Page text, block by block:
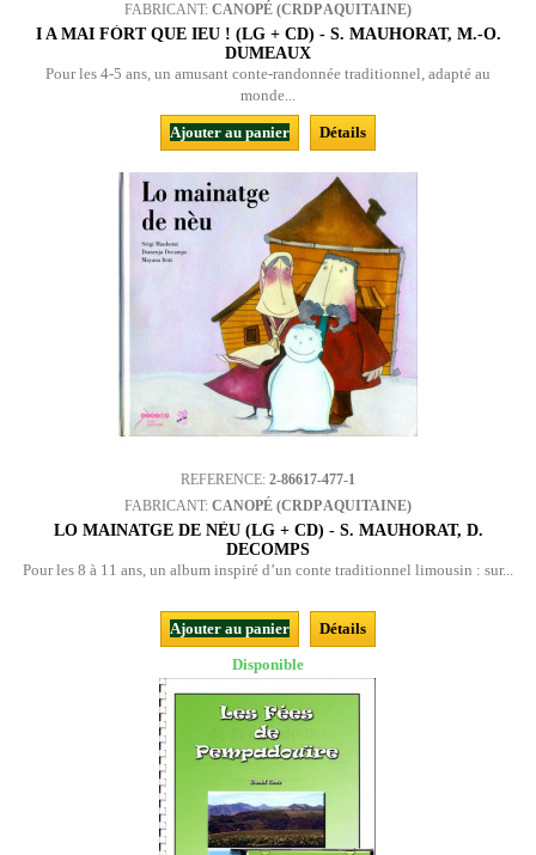
FABRICANT: CANOPÉ (CRDP AQUITAINE)
I A MAI FÒRT QUE IEU ! (LG + CD) - S. MAUHORAT, M.-O.
DUMEAUX
Pour les 4-5 ans, un amusant conte-randonnée traditionnel, adapté au
monde...
Ajouter au panier Détails
REFERENCE: 2-86617-477-1
FABRICANT: CANOPÉ (CRDP AQUITAINE)
LO MAINATGE DE NÈU (LG + CD) - S. MAUHORAT, D.
DECOMPS
Pour les 8 à 11 ans, un album inspiré d’un conte traditionnel limousin : sur...
Ajouter au panier
Détails
Disponible